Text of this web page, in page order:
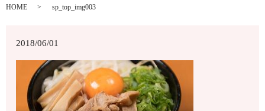
HOME sp_top_img003
2018/06/01